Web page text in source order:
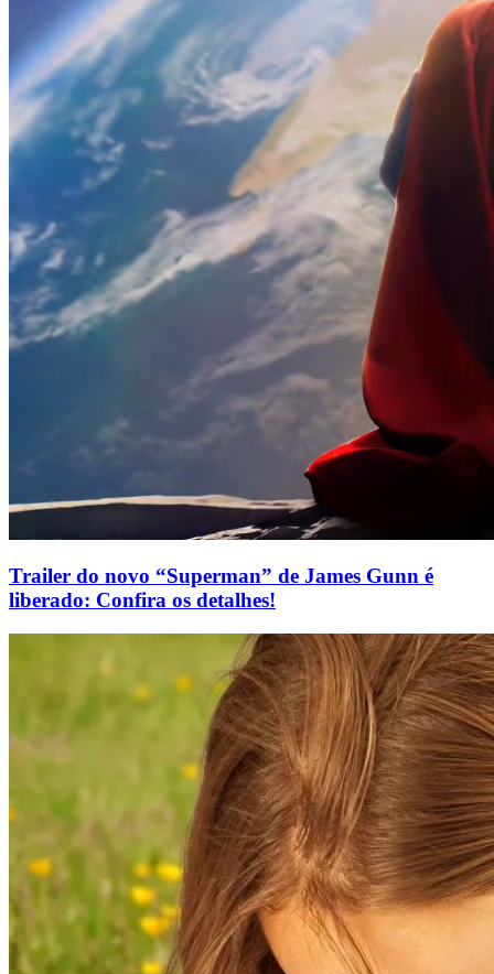
Trailer do novo “Superman” de James Gunn é
liberado: Confira os detalhes!